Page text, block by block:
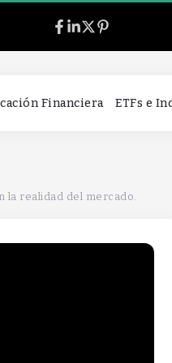
Financiera ETFs e
la realidad del mercado.